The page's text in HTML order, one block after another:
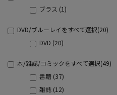
ブラス (1)
DVD/ブルーレイをすべて選択(20)
DVD (20)
本/雑誌/コミックをすべて選択(49)
書籍 (37)
雑誌 (12)